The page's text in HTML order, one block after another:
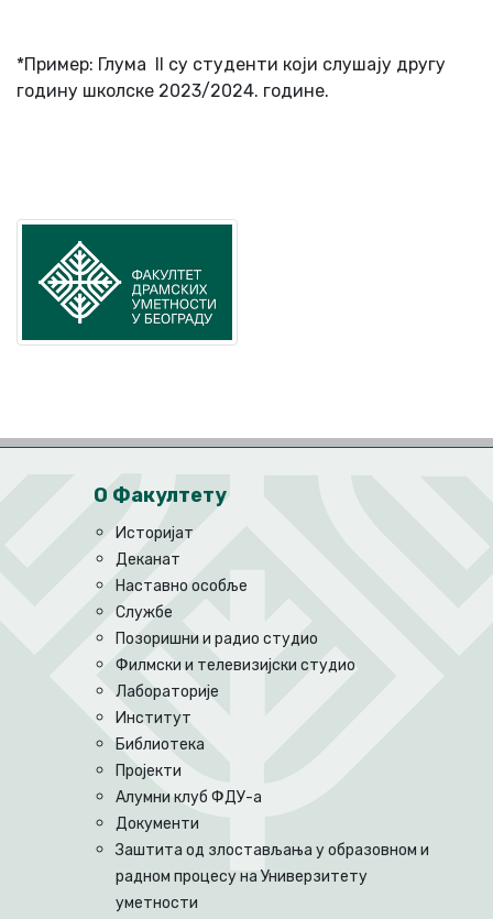
*Пример: Глума II су студенти који слушају другу
годину школске 2023/2024. године.
О Факултету
Историјат
Деканат
Наставно особље
Службе
Позоришни и радио студио
Филмски и телевизијски студио
Лабораторије
Институт
Библиотека
Пројекти
Алумни клуб ФДУ-а
Документи
Заштита од злостављања у образовном и
радном процесу на Универзитету
уметности